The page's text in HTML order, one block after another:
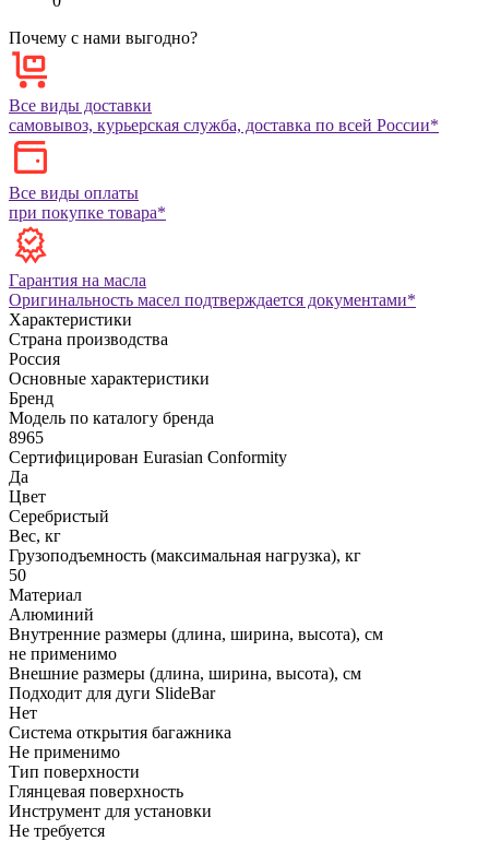
Почему с нами выгодно?
Все виды доставки
самовывоз, курьерская служба, доставка по всей России*
Все виды оплаты
при покупке товара*
Гарантия на масла
Оригинальность масел подтверждается документами*
Характеристики
Страна производства
Россия
Основные характеристики
Бренд
Модель по каталогу бренда
8965
Сертифицирован Eurasian Conformity
Да
Цвет
Серебристый
Вес, кг
Грузоподъемность (максимальная нагрузка), кг
50
Материал
Алюминий
Внутренние размеры (длина, ширина, высота), см
не применимо
Внешние размеры (длина, ширина, высота), см
Подходит для дуги SlideBar
Нет
Система открытия багажника
Не применимо
Тип поверхности
Глянцевая поверхность
Инструмент для установки
Не требуется